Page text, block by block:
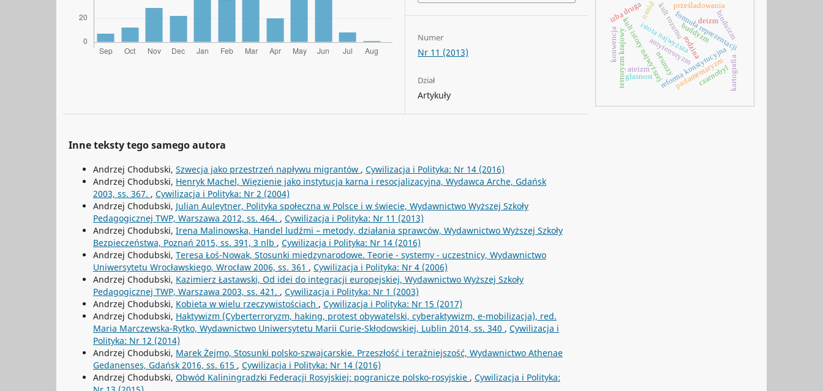
Numer
Nr 11 (2013)
Dział
Artykuły
Inne teksty tego samego autora
Andrzej Chodubski, Szwecja jako przestrzeń napływu migrantów , Cywilizacja i Polityka: Nr 14 (2016)
Andrzej Chodubski, Henryk Machel, Więzienie jako instytucja karna i resocjalizacyjna, Wydawca Arche, Gdańsk
2003, ss. 367. , Cywilizacja i Polityka: Nr 2 (2004)
Andrzej Chodubski, Julian Auleytner, Polityka społeczna w Polsce i w świecie, Wydawnictwo Wyższej Szkoły
Pedagogicznej TWP, Warszawa 2012, ss. 464. , Cywilizacja i Polityka: Nr 11 (2013)
Andrzej Chodubski, Irena Malinowska, Handel ludźmi – metody, działania sprawców, Wydawnictwo Wyższej Szkoły
Bezpieczeństwa, Poznań 2015, ss. 391, 3 nlb , Cywilizacja i Polityka: Nr 14 (2016)
Andrzej Chodubski, Teresa Łoś-Nowak, Stosunki międzynarodowe. Teorie - systemy - uczestnicy, Wydawnictwo
Uniwersytetu Wrocławskiego, Wrocław 2006, ss. 361 , Cywilizacja i Polityka: Nr 4 (2006)
Andrzej Chodubski, Kazimierz Łastawski, Od idei do integracji europejskiej, Wydawnictwo Wyższej Szkoły
Pedagogicznej TWP, Warszawa 2003, ss. 421. , Cywilizacja i Polityka: Nr 1 (2003)
Andrzej Chodubski, Kobieta w wielu rzeczywistościach , Cywilizacja i Polityka: Nr 15 (2017)
Andrzej Chodubski, Haktywizm (Cyberterroryzm, haking, protest obywatelski, cyberaktywizm, e-mobilizacja), red.
Maria Marczewska-Rytko, Wydawnictwo Uniwersytetu Marii Curie-Skłodowskiej, Lublin 2014, ss. 340 , Cywilizacja i
Polityka: Nr 12 (2014)
Andrzej Chodubski, Marek Żejmo, Stosunki polsko-szwajcarskie. Przeszłość i teraźniejszość, Wydawnictwo Athenae
Gedanenses, Gdańsk 2016, ss. 615 , Cywilizacja i Polityka: Nr 14 (2016)
Andrzej Chodubski, Obwód Kaliningradzki Federacji Rosyjskiej: pogranicze polsko-rosyjskie , Cywilizacja i Polityka:
rodzina
reforma konstytucyjna
istota najwyższa
kult istoty najwyższejkult rozumuformuła reprezentacji
izba druga
parlamentaryzm
prześladowania
hinduizm
buddyzm
terroryzm krajowy antyterroryzm
czarnobyl
konwencja
deizm
głasnostneurozy
ateizm
naród
kartografia